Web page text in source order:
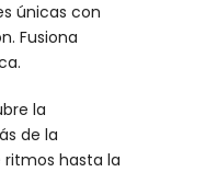
únicas con
Fusiona
la
de la
hasta la